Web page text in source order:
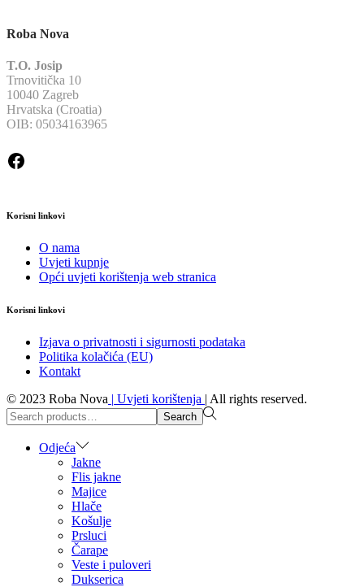
Roba Nova
T.O. Josip
Trnovitička 10
10040 Zagreb
Hrvatska (Croatia)
OIB: 05034163965
Facebook
Korisni linkovi
O nama
Uvjeti kupnje
Opći uvjeti korištenja web stranica
Korisni linkovi
Izjava o privatnosti i sigurnosti podataka
Politika kolačića (EU)
Kontakt
© 2023 Roba Nova | Uvjeti korištenja | All rights reserved.
Search
for:>
Search
Odjeća
Jakne
Flis jakne
Majice
Hlače
Košulje
Prsluci
Čarape
Veste i puloveri
Dukserica